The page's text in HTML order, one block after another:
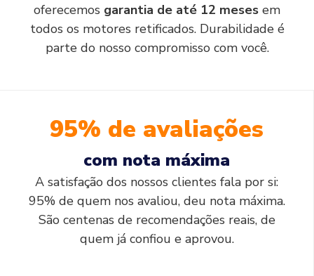
oferecemos garantia de até 12 meses em
todos os motores retificados. Durabilidade é
parte do nosso compromisso com você.
95% de avaliações
com nota máxima
A satisfação dos nossos clientes fala por si:
95% de quem nos avaliou, deu nota máxima.
São centenas de recomendações reais, de
quem já confiou e aprovou.